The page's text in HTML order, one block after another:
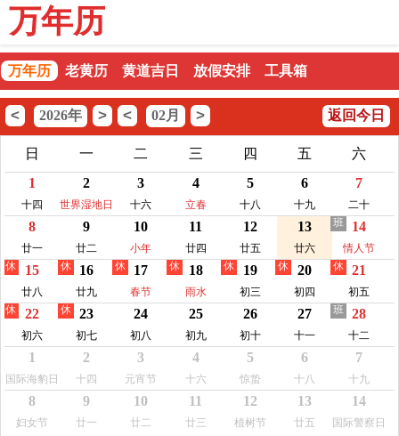
万年历
万年历 老黄历 黄道吉日 放假安排 工具箱
< 2026年 > < 02月 > 返回今日
日 一 二 三 四 五
六
1
十四
2
世界湿地日
3
十六
4
立春
5
十八
6
十九
7
二十
8
廿一
9
廿二
10
小年
11
廿四
12
廿五
13
廿六
14
情人节
班
15
廿八
休 16
廿九
休 17
春节
休 18
雨水
休 19
初三
休 20
初四
休 21
初五
休
22
初六
休 23
初七
休 24
初八
25
初九
26
初十
27
十一
28
十二
班
1
国际海豹日
2
十四
3
元宵节
4
十六
5
惊蛰
6
十八
7
十九
8
妇女节
9
廿一
10
廿二
11
廿三
12
植树节
13
廿五
14
国际警察日